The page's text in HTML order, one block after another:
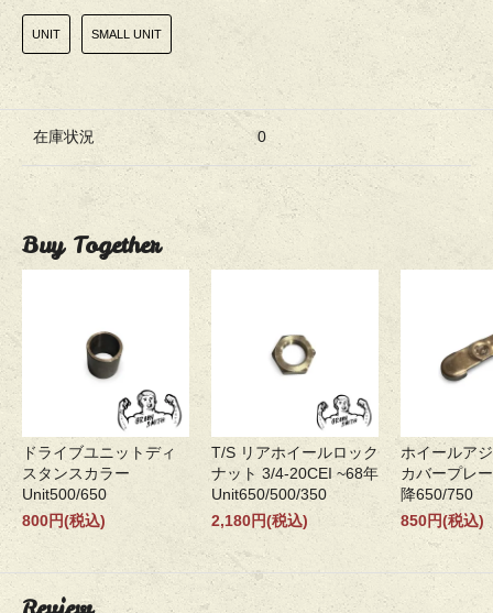
UNIT SMALL UNIT
在庫状況 0
Buy Together
ドライブユニットディ
スタンスカラー
Unit500/650
800円(税込)
T/S リアホイールロック
ナット 3/4-20CEI ~68年
Unit650/500/350
2,180円(税込)
ホイールア
カバープレ
降650/750
850円(税込)